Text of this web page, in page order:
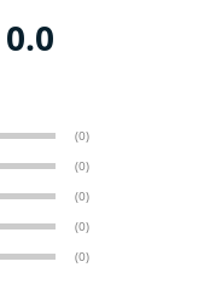
0.0
(0)
(0)
(0)
(0)
(0)